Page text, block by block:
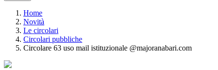
Home
Novità
Le circolari
Circolari pubbliche
Circolare 63 uso mail istituzionale @majoranabari.com